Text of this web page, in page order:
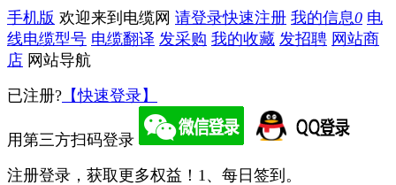
手机版 欢迎来到电缆网 请登录快速注册 我的信息0 电
线电缆型号 电缆翻译 发采购 我的收藏 发招聘 网站商
店 网站导航
已注册? 【快速登录】
用第三方扫码登录
注册登录，获取更多权益！ 1、每日签到。